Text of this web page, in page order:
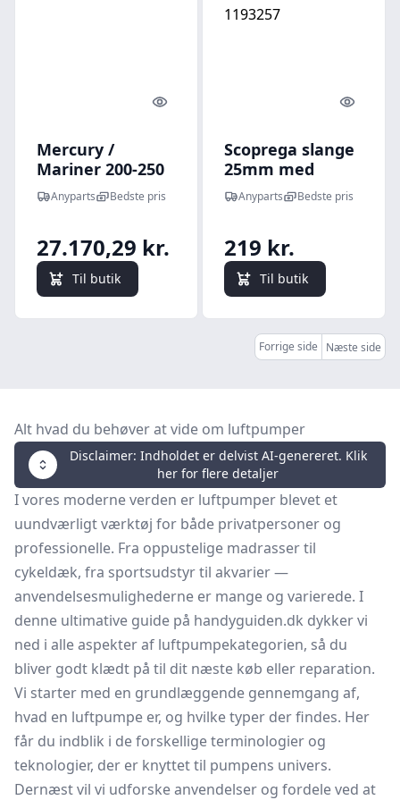
Quick look
Mercury /
Mariner 200-250
hk luftpumpe -
8M0050657
Anyparts Bedste pris
27.170,29 kr.
Til butik
Quick
Scoprega slange
25mm med
adapter til
1193259 1,5 m -
Anyparts Bedste pris
219 kr.
Til butik
Forrige side Næste side
Alt hvad du behøver at vide om luftpumper
Disclaimer: Indholdet er delvist AI-genereret. Klik
her for flere detaljer
I vores moderne verden er luftpumper blevet et
uundværligt værktøj for både privatpersoner og
professionelle. Fra oppustelige madrasser til
cykeldæk, fra sportsudstyr til akvarier —
anvendelsesmulighederne er mange og varierede. I
denne ultimative guide på handyguiden.dk dykker vi
ned i alle aspekter af luftpumpekategorien, så du
bliver godt klædt på til dit næste køb eller reparation.
Vi starter med en grundlæggende gennemgang af,
hvad en luftpumpe er, og hvilke typer der findes. Her
får du indblik i de forskellige terminologier og
teknologier, der er knyttet til pumpens univers.
Dernæst vil vi udforske anvendelser og fordele ved at